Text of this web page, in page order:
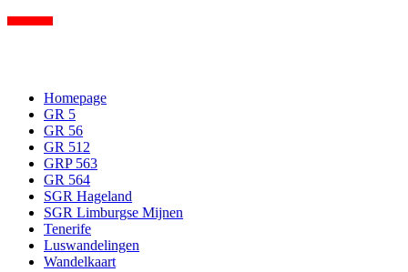
Homepage
GR 5
GR 56
GR 512
GRP 563
GR 564
SGR Hageland
SGR Limburgse Mijnen
Tenerife
Luswandelingen
Wandelkaart